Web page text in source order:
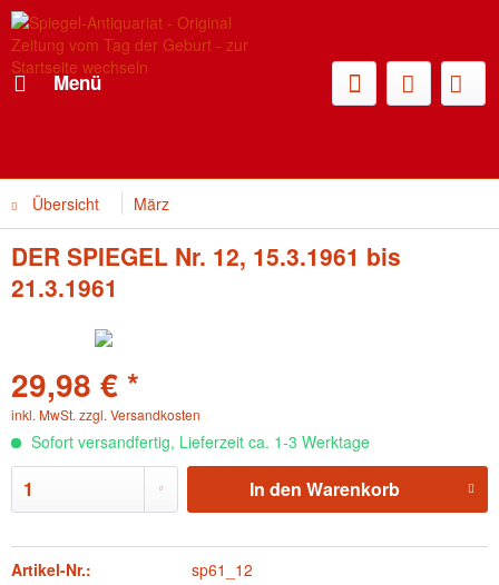
Menü
Übersicht März
DER SPIEGEL Nr. 12, 15.3.1961 bis
21.3.1961
29,98 € *
inkl. MwSt. zzgl. Versandkosten
Sofort versandfertig, Lieferzeit ca. 1-3 Werktage
In den Warenkorb
Artikel-Nr.:
sp61_12